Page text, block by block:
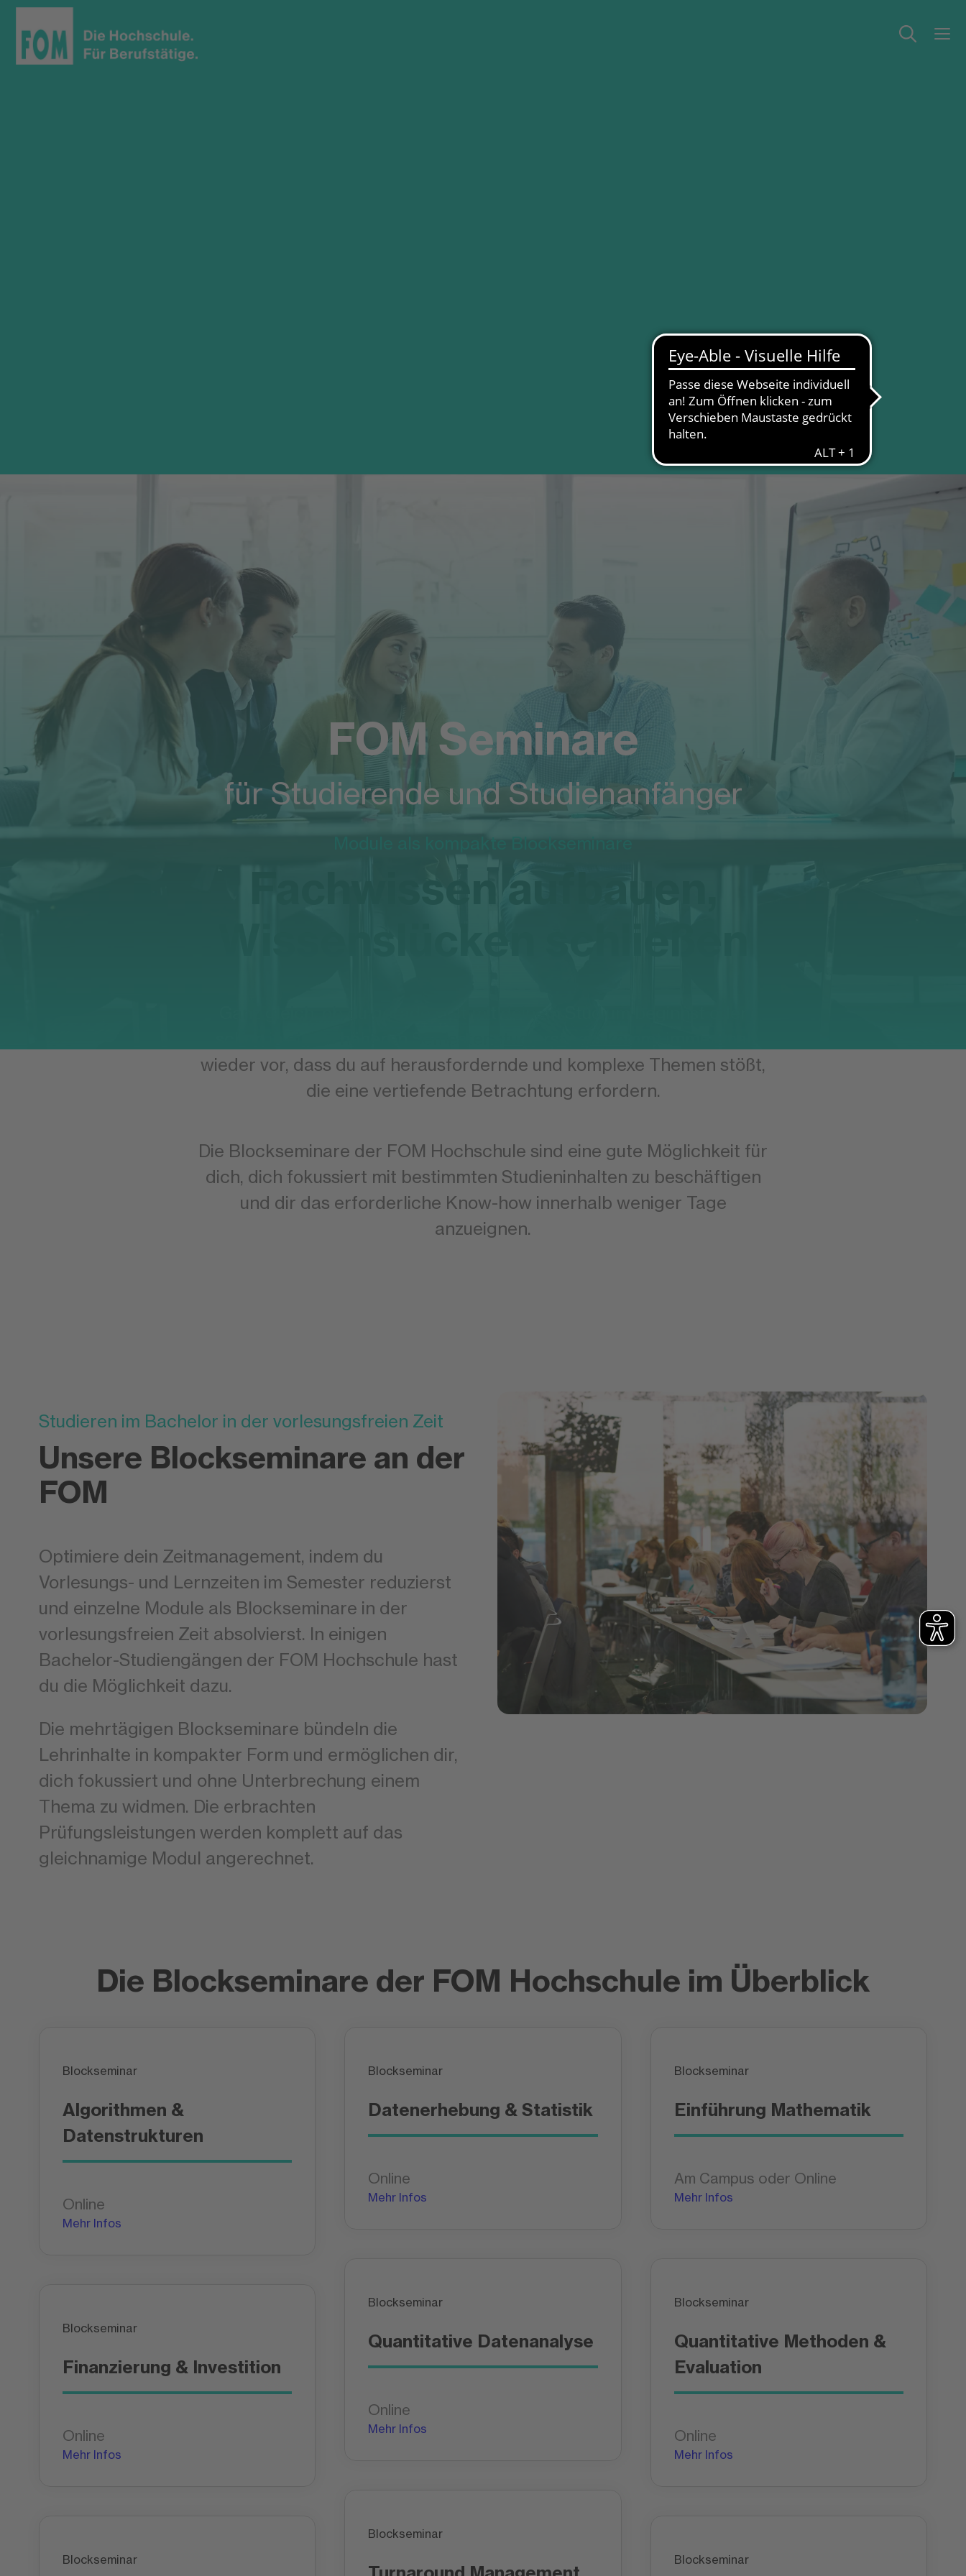
FOM Seminare
für Studierende und Studienanfänger
Seminare
Module als kompakte Blockseminare
wieder vor, dass du auf herausfordernde und komplexe Themen stößt,
die eine vertiefende Betrachtung erfordern.
Die Blockseminare der FOM Hochschule sind eine gute Möglichkeit für
dich, dich fokussiert mit bestimmten Studieninhalten zu beschäftigen
und dir das erforderliche Know-how innerhalb weniger Tage
anzueignen.
Studieren im Bachelor in der vorlesungsfreien Zeit
Unsere Blockseminare an der
FOM
Optimiere dein Zeitmanagement, indem du
Vorlesungs- und Lernzeiten im Semester reduzierst
und einzelne Module als Blockseminare in der
vorlesungsfreien Zeit absolvierst. In einigen
Bachelor-Studiengängen der FOM Hochschule hast
du die Möglichkeit dazu.
Die mehrtägigen Blockseminare bündeln die
Lehrinhalte in kompakter Form und ermöglichen dir,
dich fokussiert und ohne Unterbrechung einem
Thema zu widmen. Die erbrachten
Prüfungsleistungen werden komplett auf das
gleichnamige Modul angerechnet.
Die Blockseminare der FOM Hochschule im Überblick
Blockseminar
Algorithmen &
Datenstrukturen
Online
Mehr Infos
Blockseminar
Finanzierung & Investition
Online
Mehr Infos
Blockseminar
Blockseminar
Datenerhebung & Statistik
Online
Mehr Infos
Blockseminar
Quantitative Datenanalyse
Online
Mehr Infos
Blockseminar
Blockseminar
Einführung Mathematik
Am Campus oder Online
Mehr Infos
Blockseminar
Quantitative Methoden &
Evaluation
Online
Mehr Infos
Blockseminar